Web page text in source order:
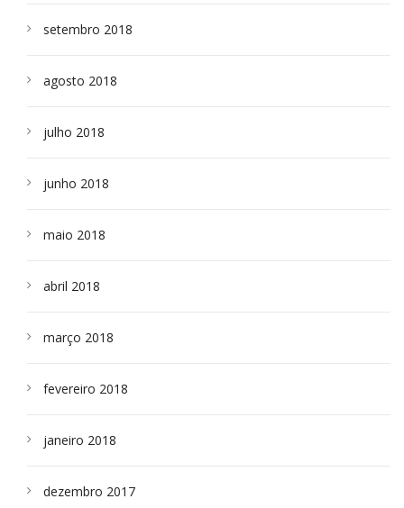
setembro 2018
agosto 2018
julho 2018
junho 2018
maio 2018
abril 2018
março 2018
fevereiro 2018
janeiro 2018
dezembro 2017